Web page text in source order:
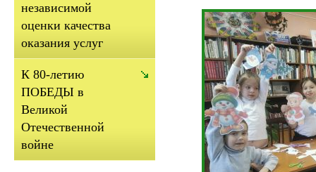
независимой
оценки качества
оказания услуг
К 80-летию
ПОБЕДЫ в
Великой
Отечественной
войне